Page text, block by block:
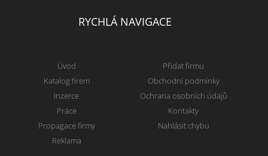
RYCHLÁ NAVIGACE
Úvod
Katalog firem
Inzerce
Práce
Propagace firmy
Reklama
Přidat firmu
Obchodní podmínky
Ochrana osobních údajů
Kontakty
Nahlásit chybu